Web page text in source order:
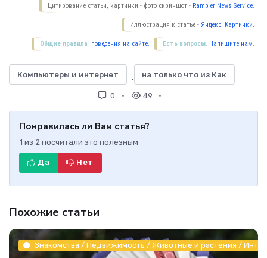
Цитирование статьи, картинки - фото скриншот - Rambler News Service.
Иллюстрация к статье - Яндекс. Картинки.
Есть вопросы. Напишите нам.
Общие правила поведения на сайте.
Компьютеры и интернет , на только что из Как
0 49
Понравилась ли Вам статья?
1 из 2 посчитали это полезным
Да Нет
Похожие статьи
Знакомства / Недвижимость / Животные и растения /